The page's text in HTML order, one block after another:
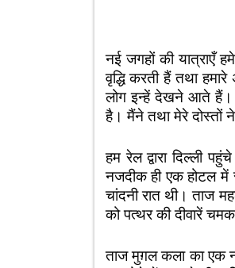
नई जगहों की यात्राएँ
वृद्धि करती हैं तथा
लोग इन्हें देखने आते
है। मैंने तथा मेरे दोस्तों ने
हम रेल द्वारा दिल्ली
नजदीक ही एक होटल
चांदनी रात थी। ताज
को पत्थर की दीवारें
ताज मुग़ल कला का एक